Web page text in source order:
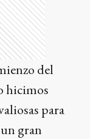
del
hicimos
para
gran